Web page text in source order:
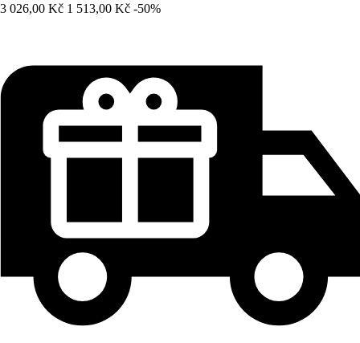
3 026,00 Kč 1 513,00 Kč -50%